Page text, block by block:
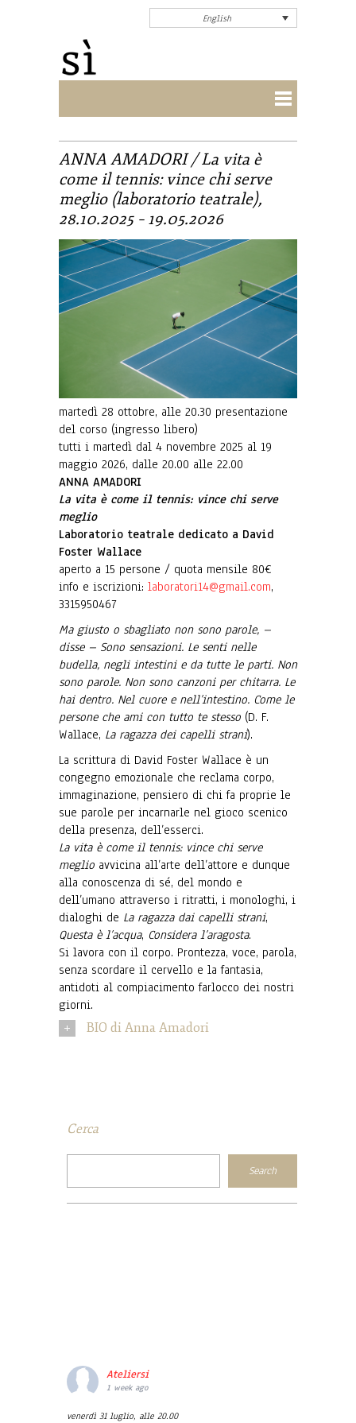
English
ANNA AMADORI / La vita è
come il tennis: vince chi serve
meglio (laboratorio teatrale),
28.10.2025 – 19.05.2026
martedì 28 ottobre, alle 20.30 presentazione
del corso (ingresso libero)
tutti i martedì dal 4 novembre 2025 al 19
maggio 2026, dalle 20.00 alle 22.00
ANNA AMADORI
La vita è come il tennis: vince chi serve
meglio
Laboratorio teatrale dedicato a David
Foster Wallace
aperto a 15 persone / quota mensile 80€
info e iscrizioni: laboratori14@gmail.com,
3315950467
Ma giusto o sbagliato non sono parole, –
disse – Sono sensazioni. Le senti nelle
budella, negli intestini e da tutte le parti. Non
sono parole. Non sono canzoni per chitarra. Le
hai dentro. Nel cuore e nell’intestino. Come le
persone che ami con tutto te stesso (D. F.
Wallace, La ragazza dei capelli strani).
La scrittura di David Foster Wallace è un
congegno emozionale che reclama corpo,
immaginazione, pensiero di chi fa proprie le
sue parole per incarnarle nel gioco scenico
della presenza, dell’esserci.
La vita è come il tennis: vince chi serve
meglio avvicina all’arte dell’attore e dunque
alla conoscenza di sé, del mondo e
dell’umano attraverso i ritratti, i monologhi, i
dialoghi de La ragazza dai capelli strani,
Questa è l’acqua, Considera l’aragosta.
Si lavora con il corpo. Prontezza, voce, parola,
senza scordare il cervello e la fantasia,
antidoti al compiacimento farlocco dei nostri
giorni.
BIO di Anna Amadori
Cerca
Ateliersi
1 week ago
venerdì 31 luglio, alle 20.00